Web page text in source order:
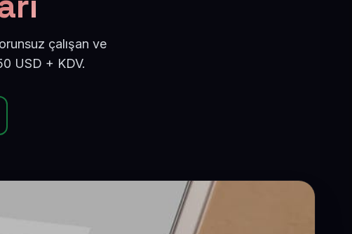
çalışan ve
USD + KDV.